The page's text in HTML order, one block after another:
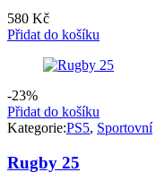
580 Kč
Přidat do košíku
-23%
Přidat do košíku
Kategorie:PS5, Sportovní
Rugby 25